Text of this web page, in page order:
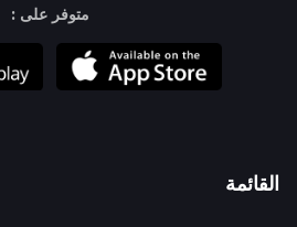
متوفر على :
القائمة